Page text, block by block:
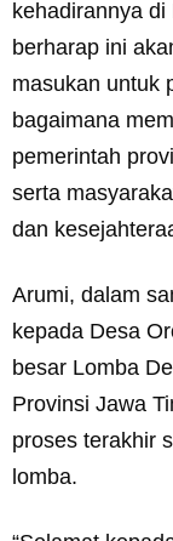
kehadirannya
berharap ini
masukan untuk
bagaimana
pemerintah
serta
dan
Arumi, dalam
kepada Desa
besar Lomba
Provinsi Jawa
proses terakhir
lomba.